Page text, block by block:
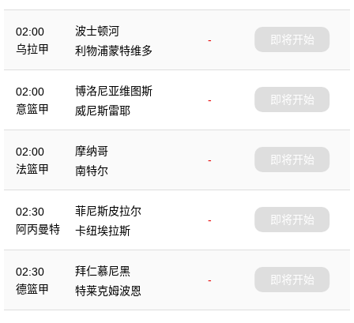
02:00
乌拉甲
波士顿河
-
利物浦蒙特维多
即将开始
02:00
意篮甲
博洛尼亚维图斯
-
威尼斯雷耶
即将开始
02:00
法篮甲
摩纳哥
-
南特尔
即将开始
02:30
阿丙曼特
菲尼斯皮拉尔
-
卡纽埃拉斯
即将开始
02:30
德篮甲
拜仁慕尼黑
-
特莱克姆波恩
即将开始